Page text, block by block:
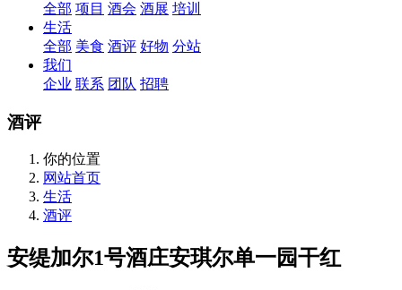
全部 项目 酒会 酒展 培训
生活
全部 美食 酒评 好物 分站
我们
企业 联系 团队 招聘
酒评
你的位置
网站首页
生活
酒评
安缇加尔1号酒庄安琪尔单一园干红